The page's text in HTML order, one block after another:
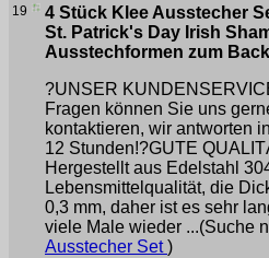
19
4 Stück Klee Ausstecher
St. Patrick's Day Irish
Ausstechformen zum
?UNSER
Fragen können Sie uns
kontaktieren, wir antworten
12 Stunden!?GUTE
Hergestellt aus Edelstahl
Lebensmittelqualität, die
0,3 mm, daher ist es sehr
viele Male wieder ...(Suche
Ausstecher Set)